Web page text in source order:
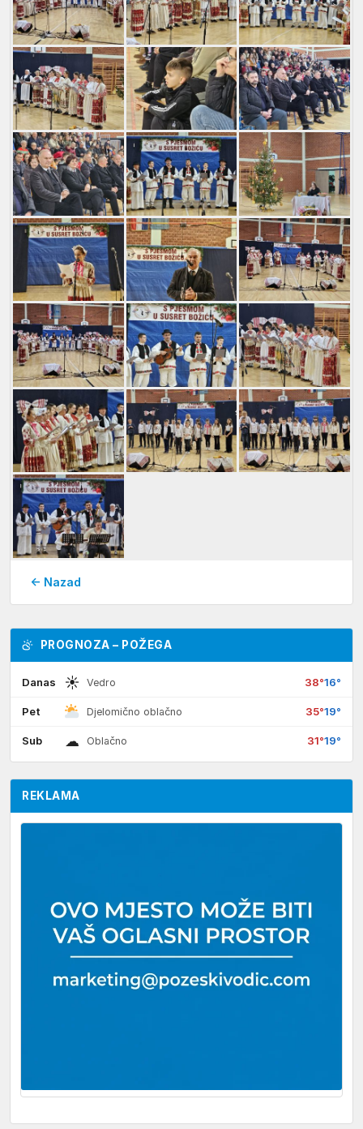
← Nazad
PROGNOZA – POŽEGA
Danas ☀ Vedro 38°16°
Pet Djelomično oblačno 35°19°
Sub ☁ Oblačno 31°19°
REKLAMA